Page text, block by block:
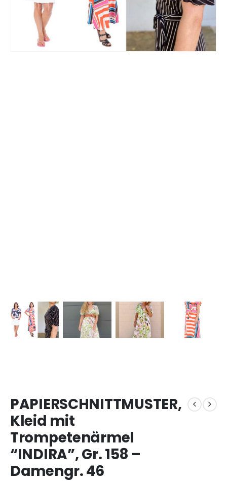
PAPIERSCHNITTMUSTER,
Kleid mit
Trompetenärmel
“INDIRA”, Gr. 158 –
Damengr. 46